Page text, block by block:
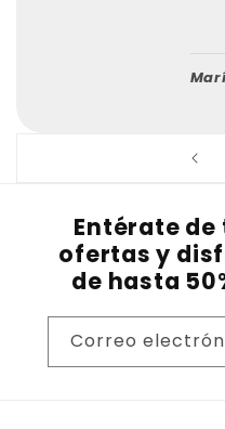
Entérate
ofertas y
de hasta
Correo